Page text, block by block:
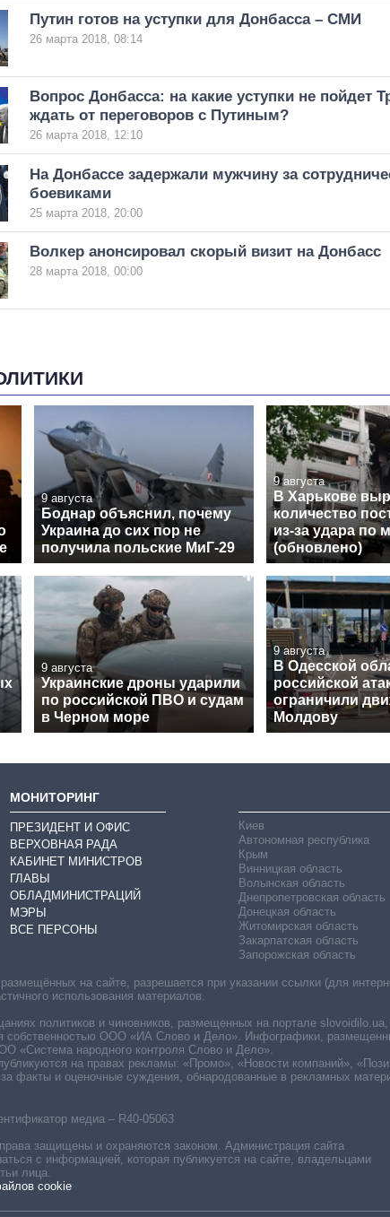
Путин готов на уступки для Донбасса – СМИ
26 марта 2018, 08:14
Вопрос Донбасса: на какие уступки не пойдет
ждать от переговоров с Путиным?
26 марта 2018, 12:10
На Донбассе задержали мужчину за
боевиками
25 марта 2018, 20:00
Волкер анонсировал скорый визит на Донбасс
28 марта 2018, 00:00
9 августа
Боднар объяснил, почему
Украина до сих пор не
получила польские МиГ-29
9 августа
В Харькове
количество
из-за удара по
(обновлено)
9 августа
Украинские дроны ударили
по российской ПВО и судам
в Черном море
9 августа
В Одесской
российской
ограничили
Молдову
МОНИТОРИНГ
ПРЕЗИДЕНТ И ОФИС
ВЕРХОВНАЯ РАДА
КАБИНЕТ МИНИСТРОВ
ГЛАВЫ
ОБЛАДМИНИСТРАЦИЙ
МЭРЫ
ВСЕ ПЕРСОНЫ
Киев
Автономная республика
Крым
Винницкая область
Волынская область
Днепропетровская область
Донецкая область
Житомирская область
Закарпатская область
Запорожская область
медиа – R40-05063
защищены и охраняются законом. Администрация сайта
с информацией, которая публикуется на сайте, владельцами
лица.
cookie
на сайте, разрешается при указании ссылки (для
использования материалов.
политиков и чиновников, размещенных на портале
ООО «ИА Слово и Дело». Инфографики,
«Система народного контроля Слово и Дело».
на правах рекламы: «Промо», «Новости компаний»,
за факты и оценочные суждения, обнародованные в рекламных